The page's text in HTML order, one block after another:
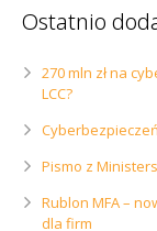
Ostatnio
270 mln zł na
LCC?
Pismo z
Rublon MFA –
dla firm